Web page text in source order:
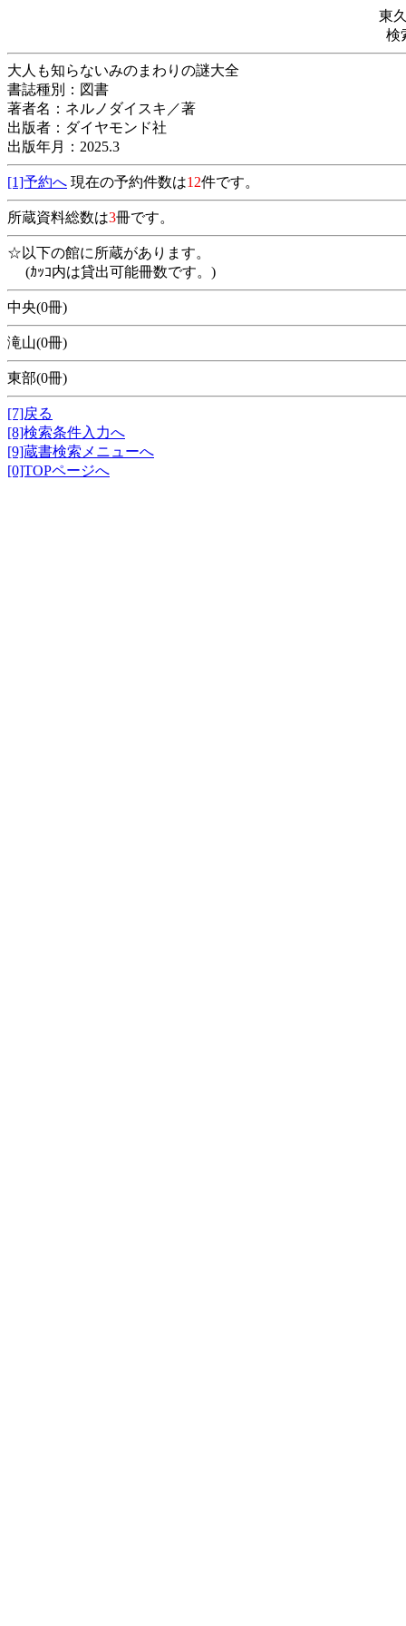
東
検
大人も知らないみのまわりの謎大全
書誌種別：図書
著者名：ネルノダイスキ／著
出版者：ダイヤモンド社
出版年月：2025.3
[1]予約へ 現在の予約件数は12件です。
所蔵資料総数は3冊です。
☆以下の館に所蔵があります。
(ｶｯｺ内は貸出可能冊数です。)
中央(0冊)
滝山(0冊)
東部(0冊)
[7]戻る
[8]検索条件入力へ
[9]蔵書検索メニューへ
[0]TOPページへ